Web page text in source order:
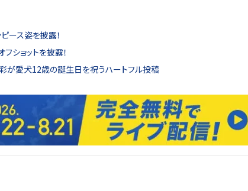
ース姿を披露！
ショットを披露！
が愛犬12歳の誕生日を祝うハートフル投稿